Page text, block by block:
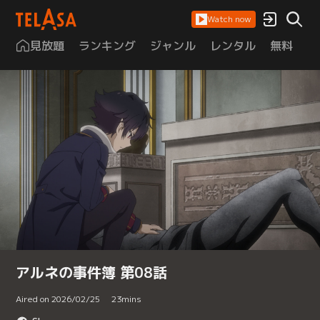
Watch now
見放題 ランキング ジャンル レンタル 無料
アルネの事件簿 第08話
Aired on 2026/02/25 23mins